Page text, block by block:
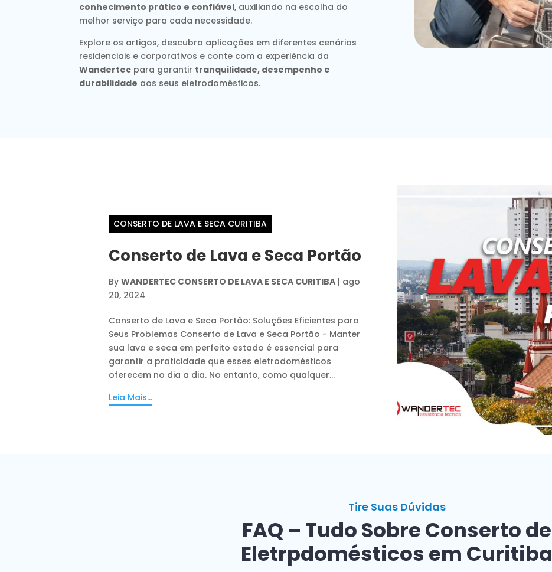
conhecimento prático e confiável, auxiliando na escolha do
melhor serviço para cada necessidade.
Explore os artigos, descubra aplicações em diferentes cenários
residenciais e corporativos e conte com a experiência da
Wandertec para garantir tranquilidade, desempenho e
durabilidade aos seus eletrodomésticos.
CONSERTO DE LAVA E SECA CURITIBA
Conserto de Lava e Seca Portão
ByWANDERTEC CONSERTO DE LAVA E SECA CURITIBA | ago
20, 2024
Conserto de Lava e Seca Portão: Soluções Eficientes para
Seus Problemas Conserto de Lava e Seca Portão - Manter
sua lava e seca em perfeito estado é essencial para
garantir a praticidade que esses eletrodomésticos
oferecem no dia a dia. No entanto, como qualquer...
Leia Mais...
Tire Suas Dúvidas
FAQ – Tudo Sobre Conserto de
Eletrpdomésticos em Curitiba